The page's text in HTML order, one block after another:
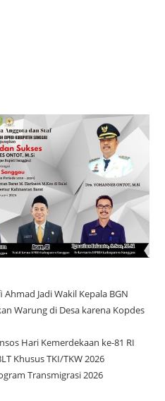
Jadi Wakil Kepala BGN
Warung di Desa karena Kopdes
Hari Kemerdekaan ke-81 RI
Khusus TKI/TKW 2026
Transmigrasi 2026